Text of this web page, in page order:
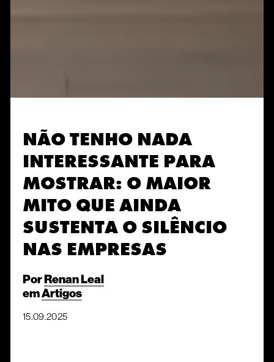
NÃO TENHO NADA
INTERESSANTE PARA
MOSTRAR: O MAIOR
MITO QUE AINDA
SUSTENTA O SILÊNCIO
NAS EMPRESAS
PorRenan Leal
emArtigos
15.09.2025